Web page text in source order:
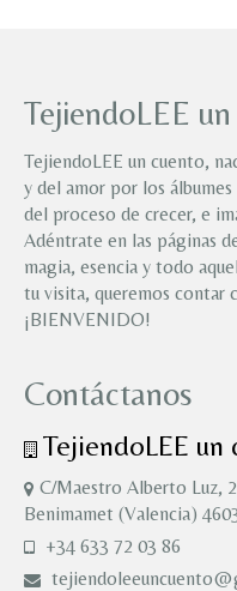
TejiendoLEE
TejiendoLEE un cuento,
y del amor por los
del proceso de crecer, e
Adéntrate en las páginas
magia, esencia y todo
tu visita, queremos contar
¡BIENVENIDO!
Contáctanos
TejiendoLEE un
C/Maestro Alberto Luz,
Benimamet (Valencia)
+34 633 72 03 86